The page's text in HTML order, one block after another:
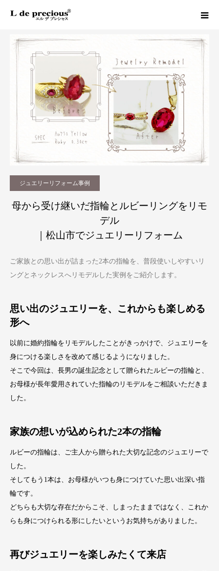
Column ジュエリーリフォーム事例
ジュエリーリフォーム事例
母から受け継いだ指輪とルビーリングをリモ
デル
｜松山市でジュエリーリフォーム
ご家族との思い出が詰まった2本の指輪を、普段使いしやすいリ
ングとネックレスへリモデルした実例をご紹介します。
思い出のジュエリーを、これからも楽しめる
形へ
以前に婚約指輪をリモデルしたことがきっかけで、ジュエリーを
身につける楽しさを改めて感じるようになりました。
そこで今回は、長男の誕生記念として贈られたルビーの指輪と、
お母様が長年愛用されていた指輪のリモデルをご相談いただきま
した。
家族の想いが込められた2本の指輪
ルビーの指輪は、ご主人から贈られた大切な記念のジュエリーで
した。
そしてもう1本は、お母様がいつも身につけていた思い出深い指
輪です。
どちらも大切な存在だからこそ、しまったままではなく、これか
らも身につけられる形にしたいというお気持ちがありました。
再びジュエリーを楽しみたくて来店